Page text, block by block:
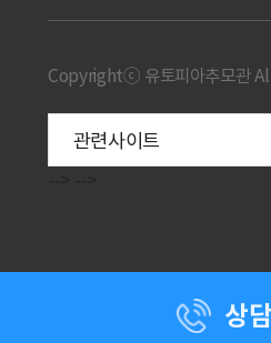
Copyrightⓒ 유토피아추모관
상